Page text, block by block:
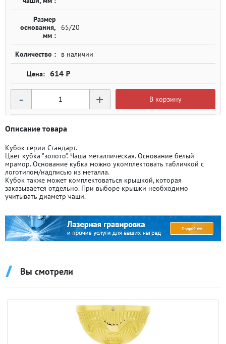
Размер
основания,
мм :
65/20
Количество : в наличии
614 ₽
- + В корзину
Описание товара
Кубок серии Стандарт.
Цвет кубка-"золото". Чаша металлическая. Основание белый
мрамор. Основание кубка можно укомплектовать табличкой с
логотипом/надписью из металла.
Кубок также может комплектоваться крышкой, которая
заказывается отдельно. При выборе крышки необходимо
учитывать диаметр чаши.
Вы смотрели